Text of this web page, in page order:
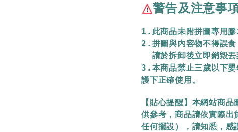
警告及注意事
1.此商品未附拼圖專用膠
2.拼圖與內容物不得誤食
請於拆卸後立即銷毀丟
3.本商品禁止三歲以下
護下正確使用。
【貼心提醒】本網站商
供參考，商品請依實際出
任何擺設），請知悉，感